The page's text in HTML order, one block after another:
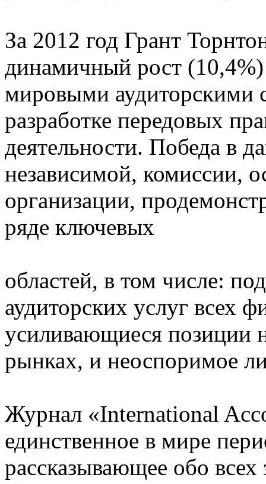
За 2012 год Грант
динамичный рост
мировыми аудиторскими
разработке передовых
деятельности. Победа в
независимой, комиссии,
организации,
ряде ключевых
областей, в том числе:
аудиторских услуг всех
усиливающиеся позиции
рынках, и неоспоримое
Журнал «International
единственное в мире
рассказывающее обо